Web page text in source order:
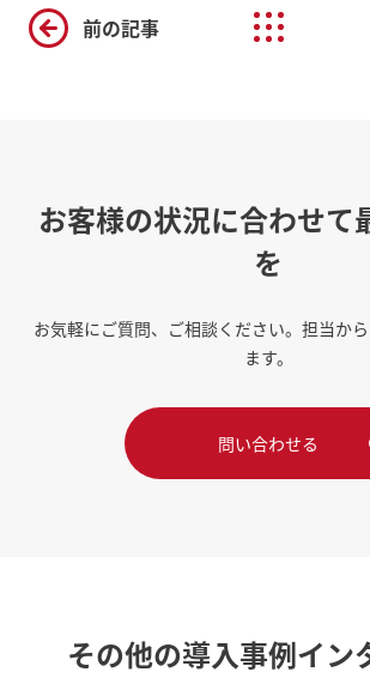
前の記事
お客様の状況に合わせて
を
お気軽にご質問、ご相談ください。担当か
ます。
問い合わせる
その他の導入事例イン